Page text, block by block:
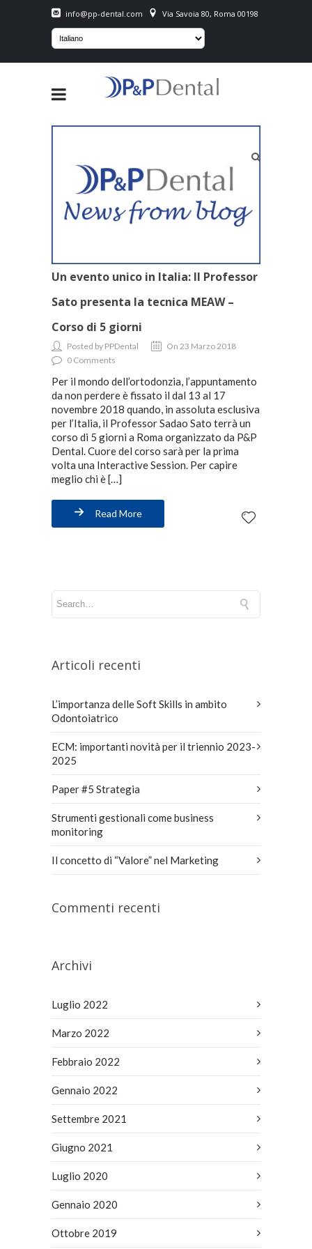
info@pp-dental.com Via Savoia 80, Roma 00198
Un evento unico in Italia: Il Professor
Sato presenta la tecnica MEAW –
Corso di 5 giorni
Posted by PPDental
On 23 Marzo 2018
0 Comments
Per il mondo dell’ortodonzia, l’appuntamento
da non perdere è fissato il dal 13 al 17
novembre 2018 quando, in assoluta esclusiva
per l’Italia, il Professor Sadao Sato terrà un
corso di 5 giorni a Roma organizzato da P&P
Dental. Cuore del corso sarà per la prima
volta una Interactive Session. Per capire
meglio chi è […]
Read More
Articoli recenti
L’importanza delle Soft Skills in ambito
Odontoiatrico
ECM: importanti novità per il triennio 2023-
2025
Paper #5 Strategia
Strumenti gestionali come business
monitoring
Il concetto di “Valore” nel Marketing
Commenti recenti
Archivi
Luglio 2022
Marzo 2022
Febbraio 2022
Gennaio 2022
Settembre 2021
Giugno 2021
Luglio 2020
Gennaio 2020
Ottobre 2019